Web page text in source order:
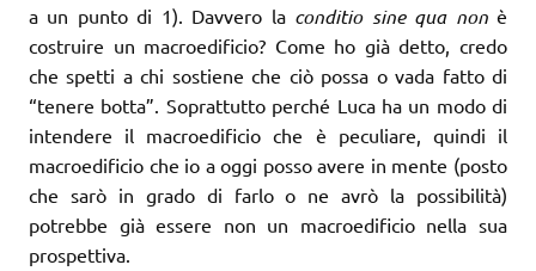
a un punto di 1). Davvero la conditio sine qua nonè
costruire un macroedificio? Come ho già detto, credo
che spetti a chi sostiene che ciò possa o vada fatto di
“tenere botta”. Soprattutto perché Luca ha un modo di
intendere il macroedificio che è peculiare, quindi il
macroedificio che io a oggi posso avere in mente (posto
che sarò in grado di farlo o ne avrò la possibilità)
potrebbe già essere non un macroedificio nella sua
prospettiva.